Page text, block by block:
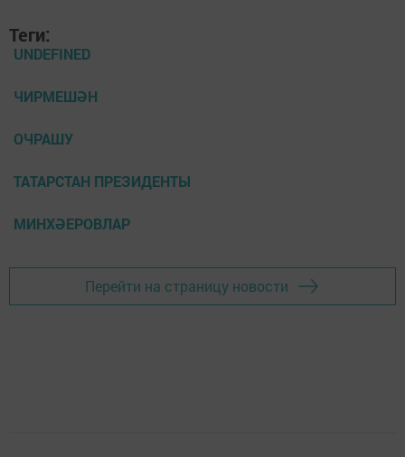
Теги:
UNDEFINED
ЧИРМЕШӘН
ОЧРАШУ
ТАТАРСТАН ПРЕЗИДЕНТЫ
МИНХӘЕРОВЛАР
Перейти на страницу новости